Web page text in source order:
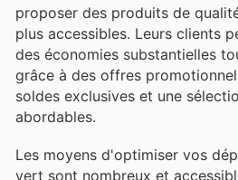
proposer des produits de
plus accessibles. Leurs clients
des économies substantielles
grâce à des offres
soldes exclusives et une
abordables.
Les moyens d'optimiser vos
vert sont nombreux et